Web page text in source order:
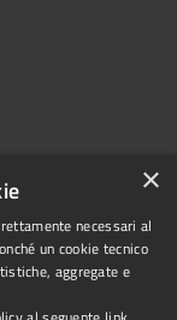
2026 • Comune di
• Powered by
×
necessari al
un cookie tecnico
aggregate e